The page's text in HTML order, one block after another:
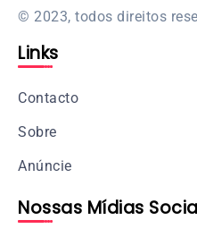
© 2023, todos direitos
Links
Contacto
Sobre
Anúncie
Nossas Mídias